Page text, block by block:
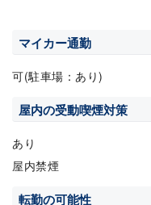
マイカー通勤
可(駐車場：あり)
屋内の受動喫煙対策
あり
屋内禁煙
転勤の可能性